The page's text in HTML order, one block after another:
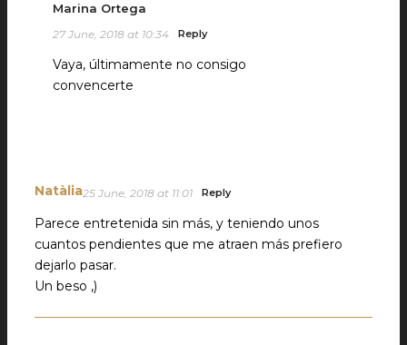
Marina Ortega
27 June, 2018 at 10:34 Reply
Vaya, últimamente no consigo
convencerte
Natàlia25 June, 2018 at 11:01 Reply
Parece entretenida sin más, y teniendo unos
cuantos pendientes que me atraen más prefiero
dejarlo pasar.
Un beso ,)